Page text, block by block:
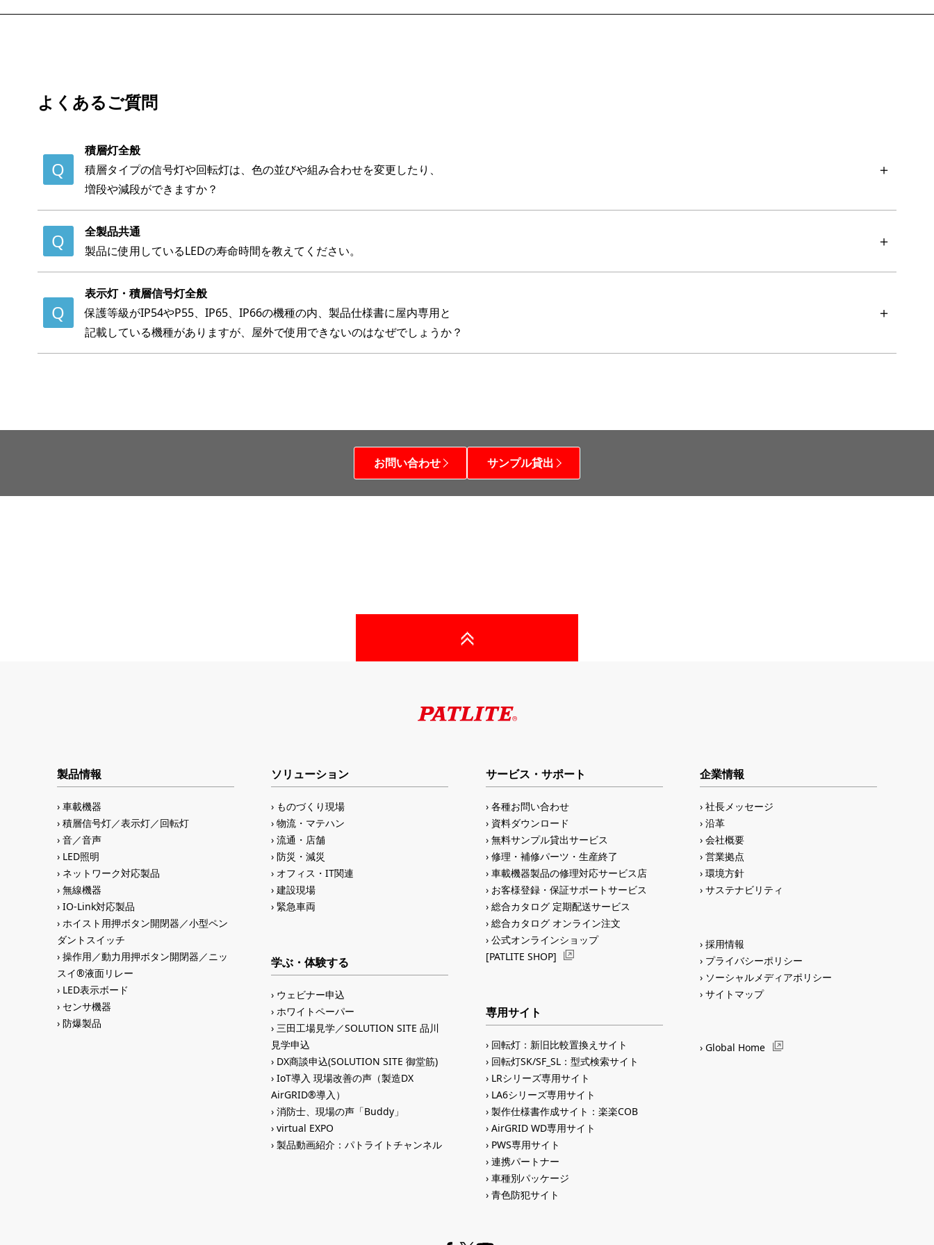
よくあるご質問
積層灯全般
積層タイプの信号灯や回転灯は、色の並びや組み合わせを変更したり、
増段や減段ができますか？
全製品共通
製品に使用しているLEDの寿命時間を教えてください。
表示灯・積層信号灯全般
保護等級がIP54やP55、IP65、IP66の機種の内、製品仕様書に屋内専用と
記載している機種がありますが、屋外で使用できないのはなぜでしょうか？
お問い合わせ サンプル貸出
製品情報
車載機器
積層信号灯／表示灯／回転灯
音／音声
LED照明
ネットワーク対応製品
無線機器
IO-Link対応製品
ホイスト用押ボタン開閉器／小型ペン
ダントスイッチ
操作用／動力用押ボタン開閉器／ニッ
スイ®液面リレー
LED表示ボード
センサ機器
防爆製品
ソリューション
ものづくり現場
物流・マテハン
流通・店舗
防災・減災
オフィス・IT関連
建設現場
緊急車両
学ぶ・体験する
ウェビナー申込
ホワイトペーパー
三田工場見学／SOLUTION SITE 品川
見学申込
DX商談申込(SOLUTION SITE 御堂筋)
IoT導入 現場改善の声（製造DX
AirGRID®導入）
消防士、現場の声「Buddy」
virtual EXPO
製品動画紹介：パトライトチャンネル
サービス・サポート
各種お問い合わせ
資料ダウンロード
無料サンプル貸出サービス
修理・補修パーツ・生産終了
車載機器製品の修理対応サービス店
お客様登録・保証サポートサービス
総合カタログ 定期配送サービス
総合カタログ オンライン注文
公式オンラインショップ
[PATLITE SHOP]
専用サイト
回転灯：新旧比較置換えサイト
回転灯SK/SF_SL：型式検索サイト
LRシリーズ専用サイト
LA6シリーズ専用サイト
製作仕様書作成サイト：楽楽COB
AirGRID WD専用サイト
PWS専用サイト
連携パートナー
車種別パッケージ
青色防犯サイト
企業情報
社長メッセージ
沿革
会社概要
営業拠点
環境方針
サステナビリティ
採用情報
プライバシーポリシー
ソーシャルメディアポリシー
サイトマップ
Global Home